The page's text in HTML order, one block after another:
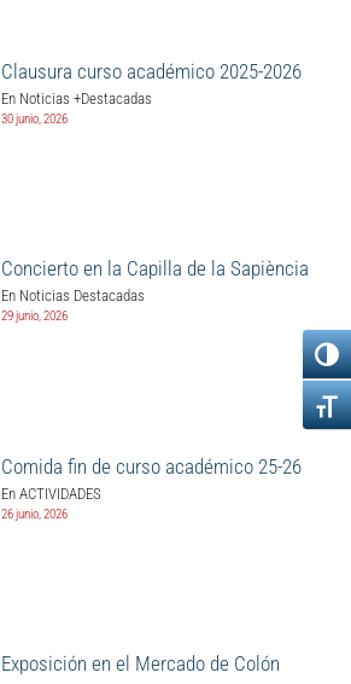
Clausura curso académico 2025-2026
En Noticias +Destacadas
30 junio, 2026
Concierto en la Capilla de la Sapiència
En Noticias Destacadas
29 junio, 2026
Comida fin de curso académico 25-26
En ACTIVIDADES
26 junio, 2026
Exposición en el Mercado de Colón